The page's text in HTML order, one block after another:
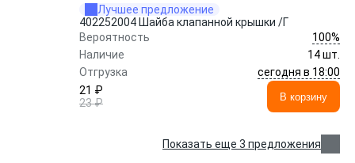
Лучшее предложение
402252004 Шайба клапанной крышки /Г
Вероятность
100%
Наличие
14 шт.
Отгрузка
сегодня в 18:00
21 ₽
23 ₽
В корзину
Показать еще 3 предложения